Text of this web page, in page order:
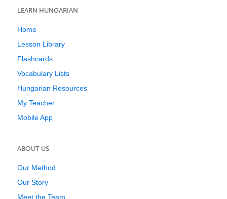
LEARN HUNGARIAN
Home
Lesson Library
Flashcards
Vocabulary Lists
Hungarian Resources
My Teacher
Mobile App
ABOUT US
Our Method
Our Story
Meet the Team